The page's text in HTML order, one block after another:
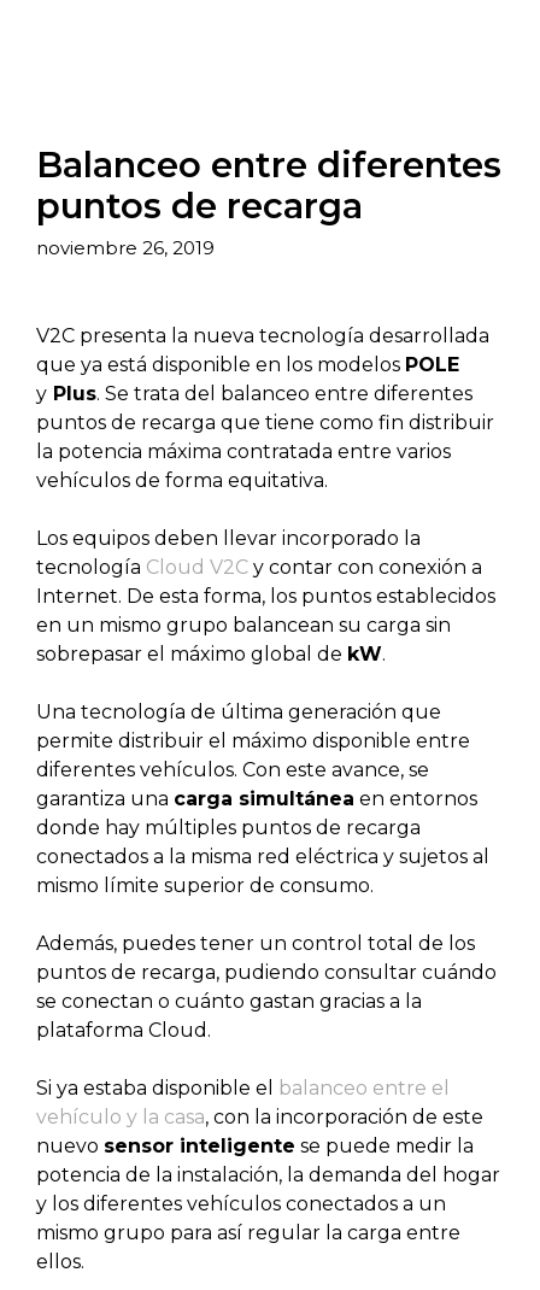
Balanceo entre diferentes
puntos de recarga
noviembre 26, 2019
V2C presenta la nueva tecnología desarrollada
que ya está disponible en los modelos POLE
y Plus. Se trata del balanceo entre diferentes
puntos de recarga que tiene como fin distribuir
la potencia máxima contratada entre varios
vehículos de forma equitativa.
Los equipos deben llevar incorporado la
tecnología Cloud V2C y contar con conexión a
Internet. De esta forma, los puntos establecidos
en un mismo grupo balancean su carga sin
sobrepasar el máximo global de kW.
Una tecnología de última generación que
permite distribuir el máximo disponible entre
diferentes vehículos. Con este avance, se
garantiza una carga simultánea en entornos
donde hay múltiples puntos de recarga
conectados a la misma red eléctrica y sujetos al
mismo límite superior de consumo.
Además, puedes tener un control total de los
puntos de recarga, pudiendo consultar cuándo
se conectan o cuánto gastan gracias a la
plataforma Cloud.
Si ya estaba disponible el
balanceo entre el
vehículo y la casa, con la incorporación de este
nuevo sensor inteligente se puede medir la
potencia de la instalación, la demanda del hogar
y los diferentes vehículos conectados a un
mismo grupo para así regular la carga entre
ellos.